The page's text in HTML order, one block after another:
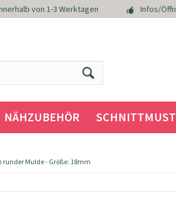
von 1-3 Werktagen Infos/
NÄHZUBEHÖR
runder Mulde - Größe: 18mm